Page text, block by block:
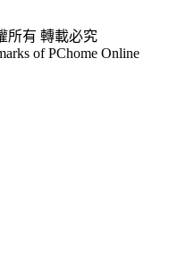
所有 轉載必究
of PChome Online